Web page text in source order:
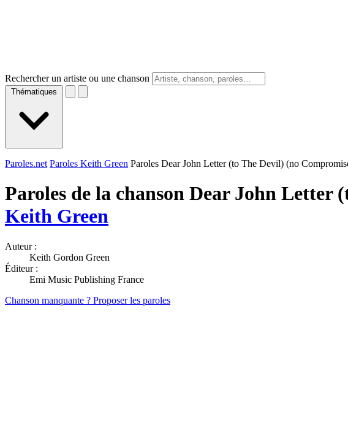
Rechercher un artiste ou une chanson
Thématiques
Paroles.net Paroles Keith Green Paroles Dear John Letter (to The Devil) (no
Paroles de la chanson Dear John
Keith Green
Auteur :
Keith Gordon Green
Éditeur :
Emi Music Publishing France
Chanson manquante ? Proposer les paroles